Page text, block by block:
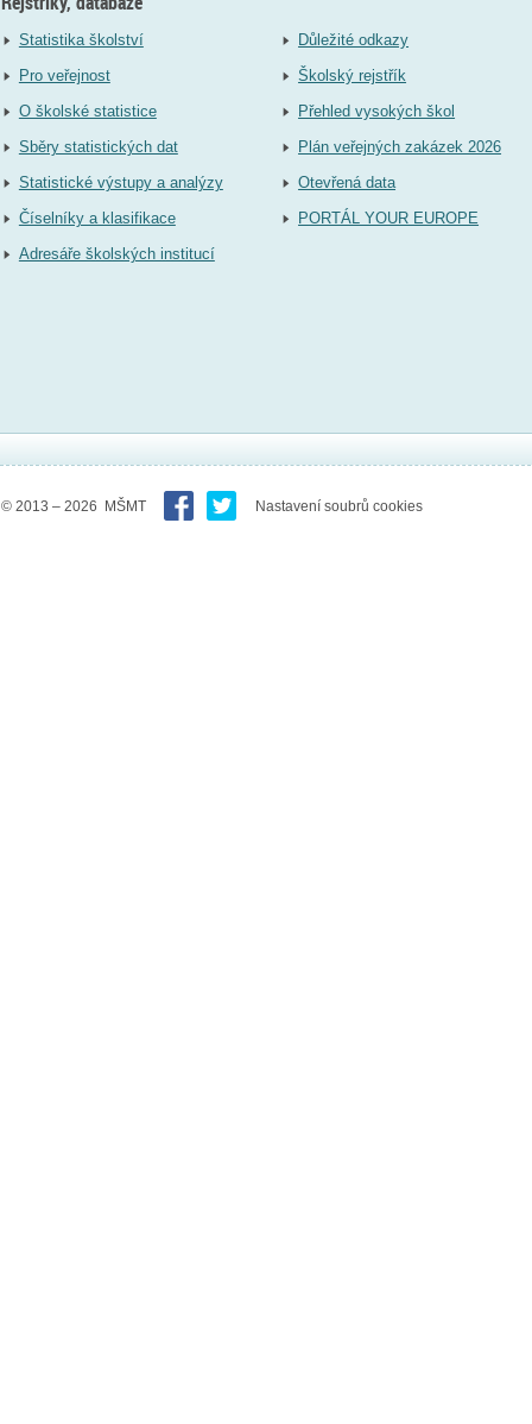
Statistika školství
Pro veřejnost
O školské statistice
Sběry statistických dat
Statistické výstupy a analýzy
Číselníky a klasifikace
Adresáře školských institucí
Důležité odkazy
Školský rejstřík
Přehled vysokých škol
Plán veřejných zakázek 2026
Otevřená data
PORTÁL YOUR EUROPE
© 2013 – 2026 MŠMT Nastavení soubrů cookies